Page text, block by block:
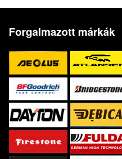
Forgalmazott márkák